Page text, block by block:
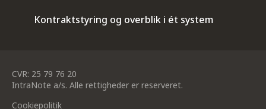
Kontraktstyring og overblik i ét system
CVR: 25 79 76 20
IntraNote a/s. Alle rettigheder er reserveret.
Cookiepolitik